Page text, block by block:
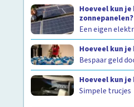
Hoeveel kun
zonnepanelen?
Een eigen
Hoeveel kun
Bespaar geld
Hoeveel kun
Simpele trucjes